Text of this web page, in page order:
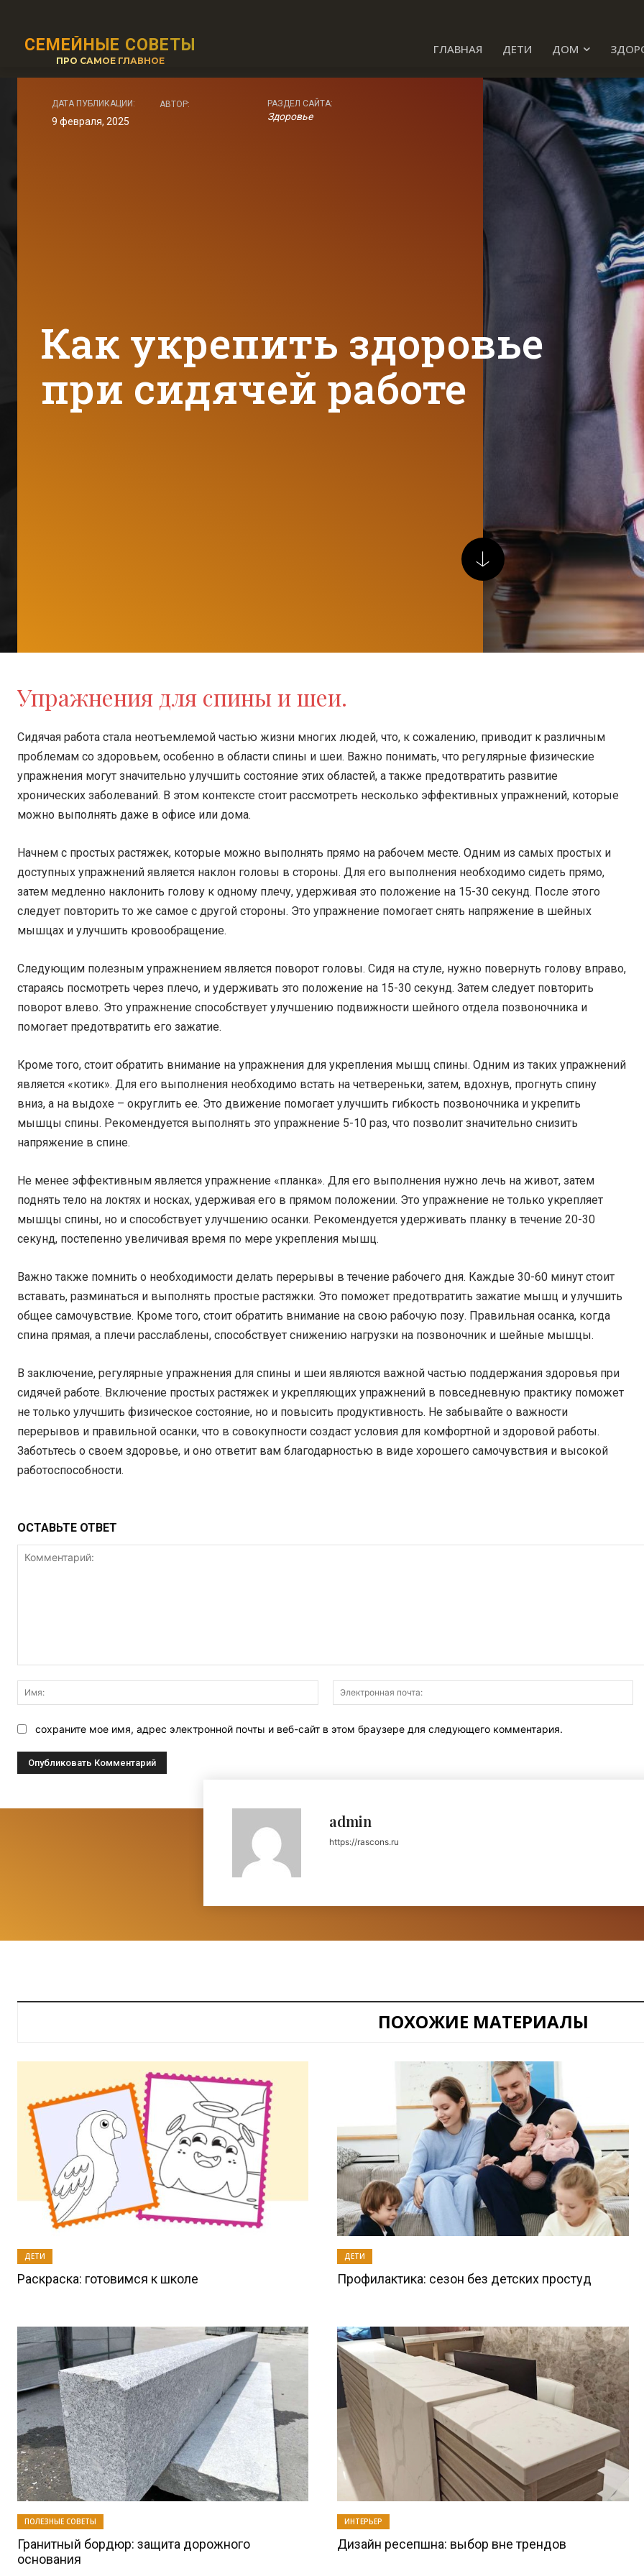
СЕМЕЙНЫЕ СОВЕТЫ
ПРО САМОЕ ГЛАВНОЕ
ГЛАВНАЯ ДЕТИ ДОМ
Как укрепить здоровье
при сидячей работе
ДАТА ПУБЛИКАЦИИ:
9 февраля, 2025
АВТОР: РАЗДЕЛ САЙТА:
Здоровье
Упражнения для спины и шеи.
Сидячая работа стала неотъемлемой частью жизни многих людей, что, к сожалению, приводит к различным
проблемам со здоровьем, особенно в области спины и шеи. Важно понимать, что регулярные физические
упражнения могут значительно улучшить состояние этих областей, а также предотвратить развитие
хронических заболеваний. В этом контексте стоит рассмотреть несколько эффективных упражнений, которые
можно выполнять даже в офисе или дома.
Начнем с простых растяжек, которые можно выполнять прямо на рабочем месте. Одним из самых простых и
доступных упражнений является наклон головы в стороны. Для его выполнения необходимо сидеть прямо,
затем медленно наклонить голову к одному плечу, удерживая это положение на 15-30 секунд. После этого
следует повторить то же самое с другой стороны. Это упражнение помогает снять напряжение в шейных
мышцах и улучшить кровообращение.
Следующим полезным упражнением является поворот головы. Сидя на стуле, нужно повернуть голову вправо,
стараясь посмотреть через плечо, и удерживать это положение на 15-30 секунд. Затем следует повторить
поворот влево. Это упражнение способствует улучшению подвижности шейного отдела позвоночника и
помогает предотвратить его зажатие.
Кроме того, стоит обратить внимание на упражнения для укрепления мышц спины. Одним из таких упражнений
является «котик». Для его выполнения необходимо встать на четвереньки, затем, вдохнув, прогнуть спину
вниз, а на выдохе – округлить ее. Это движение помогает улучшить гибкость позвоночника и укрепить
мышцы спины. Рекомендуется выполнять это упражнение 5-10 раз, что позволит значительно снизить
напряжение в спине.
Не менее эффективным является упражнение «планка». Для его выполнения нужно лечь на живот, затем
поднять тело на локтях и носках, удерживая его в прямом положении. Это упражнение не только укрепляет
мышцы спины, но и способствует улучшению осанки. Рекомендуется удерживать планку в течение 20-30
секунд, постепенно увеличивая время по мере укрепления мышц.
Важно также помнить о необходимости делать перерывы в течение рабочего дня. Каждые 30-60 минут стоит
вставать, разминаться и выполнять простые растяжки. Это поможет предотвратить зажатие мышц и улучшить
общее самочувствие. Кроме того, стоит обратить внимание на свою рабочую позу. Правильная осанка, когда
спина прямая, а плечи расслаблены, способствует снижению нагрузки на позвоночник и шейные мышцы.
В заключение, регулярные упражнения для спины и шеи являются важной частью поддержания здоровья при
сидячей работе. Включение простых растяжек и укрепляющих упражнений в повседневную практику поможет
не только улучшить физическое состояние, но и повысить продуктивность. Не забывайте о важности
перерывов и правильной осанки, что в совокупности создаст условия для комфортной и здоровой работы.
Заботьтесь о своем здоровье, и оно ответит вам благодарностью в виде хорошего самочувствия и высокой
работоспособности.
ОСТАВЬТЕ ОТВЕТ
Имя:
сохраните мое имя, адрес электронной почты и веб-сайт в этом браузере для следующего комментария.
admin
https://rascons.ru
ПОХОЖИЕ МАТЕРИАЛЫ
ДЕТИ
Раскраска: готовимся к школе
ДЕТИ
Профилактика: сезон без детских простуд
ПОЛЕЗНЫЕ СОВЕТЫ
Гранитный бордюр: защита дорожного
основания
ИНТЕРЬЕР
Дизайн ресепшна: выбор вне трендов